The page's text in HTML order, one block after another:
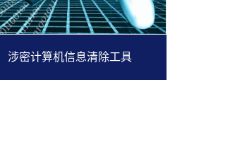
涉密计算机信息清除工具